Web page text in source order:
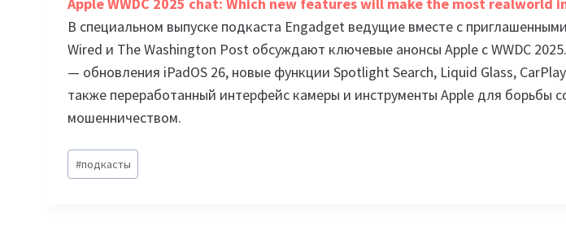
В специальном выпуске подкаста Engadget ведущие вместе с
Wired и The Washington Post обсуждают ключевые анонсы Apple с WWDC
— обновления iPadOS 26, новые функции Spotlight Search, Liquid Glass,
также переработанный интерфейс камеры и инструменты Apple для борьбы
мошенничеством.
Метки
записи:
#подкасты